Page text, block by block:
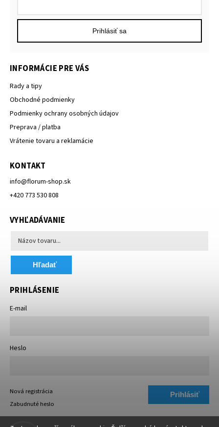
Prihlásiť sa
INFORMÁCIE PRE VÁS
Rady a tipy
Obchodné podmienky
Podmienky ochrany osobných údajov
Preprava / platba
Vrátenie tovaru a reklamácie
KONTAKT
info@florum-shop.sk
+420 773 530 808
VYHĽADÁVANIE
Hľadať
PRIHLÁSENIE
E-mail
Heslo
Prihlásiť
Nová registrácia
Zabudnuté heslo